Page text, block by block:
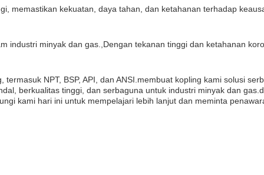
memastikan kekuatan, daya tahan, dan ketahanan terhadap
industri minyak dan gas.,Dengan tekanan tinggi dan ketahanan
NPT, BSP, API, dan ANSI.membuat kopling kami solusi
berkualitas tinggi, dan serbaguna untuk industri minyak dan
kami hari ini untuk mempelajari lebih lanjut dan meminta